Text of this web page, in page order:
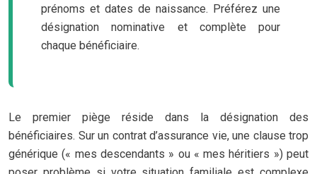
prénoms et dates de naissance. Préférez une
désignation nominative et complète pour
chaque bénéficiaire.
Le premier piège réside dans la désignation des
bénéficiaires. Sur un contrat d’assurance vie, une clause trop
générique (« mes descendants » ou « mes héritiers ») peut